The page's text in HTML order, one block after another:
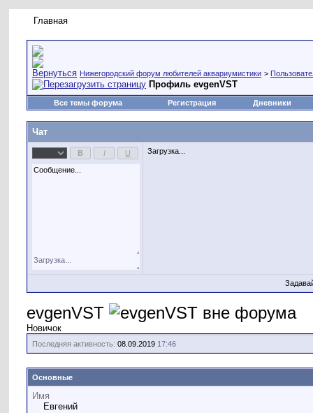
Главная
Нижегородский форум любителей аквариумистики >
Профиль evgenVST
Все темы форума Регистрация Дневники
Чат
Загрузка...
evgenVST
Новичок
Последняя активность: 08.09.2019 17:46
Основные
Имя
Евгений